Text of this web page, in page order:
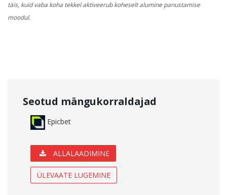
täis, kuid vaba koha tekkel aktiveerub koheselt alumine panustamise
moodul.
Seotud mängukorraldajad
Epicbet
ALLALAADIMINE
ÜLEVAATE LUGEMINE